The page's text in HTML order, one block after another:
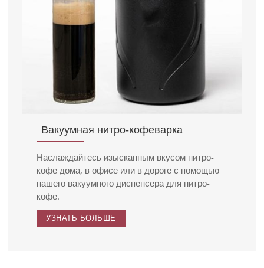
Вакуумная нитро-кофеварка
Наслаждайтесь изысканным вкусом нитро-
кофе дома, в офисе или в дороге с помощью
нашего вакуумного диспенсера для нитро-
кофе.
УЗНАТЬ БОЛЬШЕ